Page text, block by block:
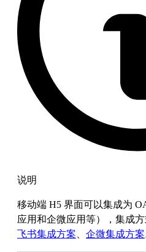
说明
移动端 H5 界面可以集成为
应用和企微应用等），集成
飞书集成方案
企微集成方案